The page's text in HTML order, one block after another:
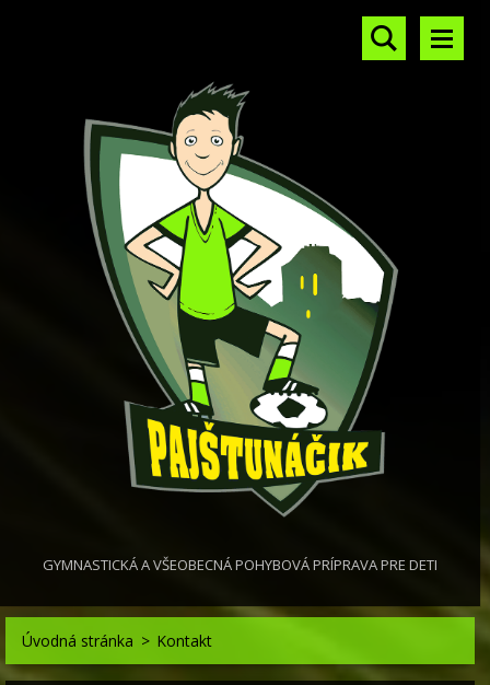
GYMNASTICKÁ A VŠEOBECNÁ POHYBOVÁ PRÍPRAVA PRE DETI
Úvodná stránka > Kontakt